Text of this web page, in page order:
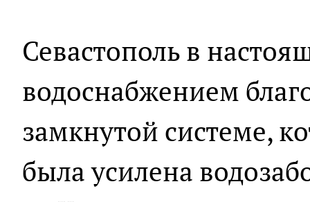
Севастополь в
водоснабжением
замкнутой системе,
была усилена